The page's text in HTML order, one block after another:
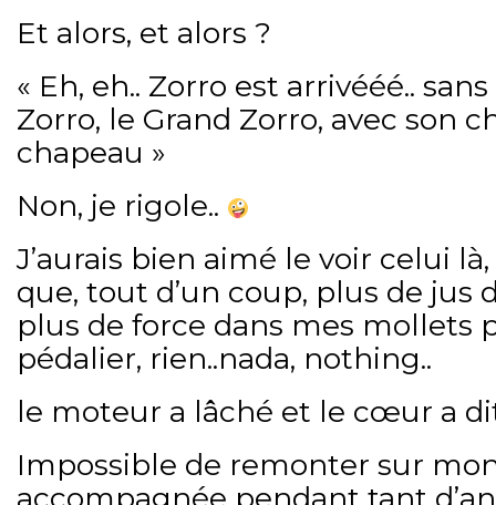
Et alors, et alors ?
« Eh, eh.. Zorro est arrivééé..
Zorro, le Grand Zorro, avec son
chapeau »
Non, je rigole..
J’aurais bien aimé le voir celui
que, tout d’un coup, plus de jus
plus de force dans mes mollets
pédalier, rien..nada, nothing..
le moteur a lâché et le cœur a
Impossible de remonter sur